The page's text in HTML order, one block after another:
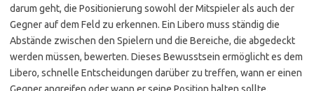
darum geht, die Positionierung sowohl der Mitspieler als auch der
Gegner auf dem Feld zu erkennen. Ein Libero muss ständig die
Abstände zwischen den Spielern und die Bereiche, die abgedeckt
werden müssen, bewerten. Dieses Bewusstsein ermöglicht es dem
Libero, schnelle Entscheidungen darüber zu treffen, wann er einen